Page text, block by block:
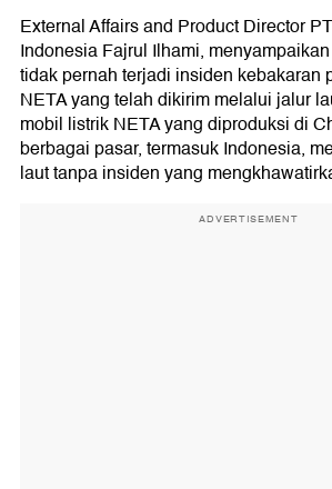
External Affairs and Product Director
Indonesia Fajrul Ilhami,
tidak pernah terjadi insiden kebakaran
NETA yang telah dikirim melalui jalur
mobil listrik NETA yang diproduksi di
berbagai pasar, termasuk Indonesia,
laut tanpa insiden yang
ADVERTISEMENT